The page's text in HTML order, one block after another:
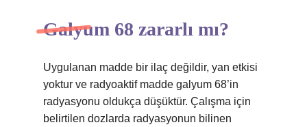
Galyum 68 zararlı mı?
Uygulanan madde bir ilaç değildir, yan etkisi
yoktur ve radyoaktif madde galyum 68’in
radyasyonu oldukça düşüktür. Çalışma için
belirtilen dozlarda radyasyonun bilinen